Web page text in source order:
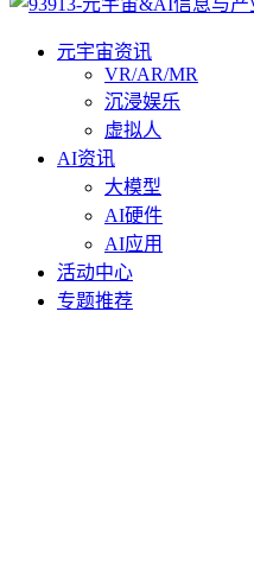
元宇宙资讯
VR/AR/MR
沉浸娱乐
虚拟人
AI资讯
大模型
AI硬件
AI应用
活动中心
专题推荐